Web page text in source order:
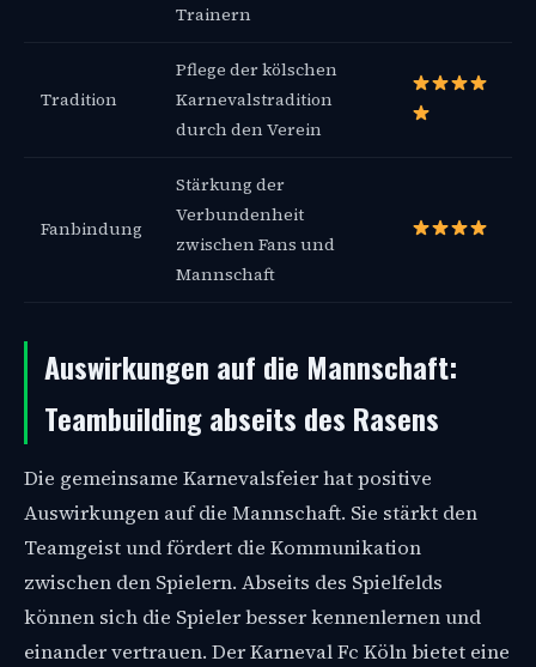
Trainern
Tradition
Pflege der kölschen
Karnevalstradition
durch den Verein
Fanbindung
Stärkung der
Verbundenheit
zwischen Fans und
Mannschaft
Auswirkungen auf die Mannschaft:
Teambuilding abseits des Rasens
Die gemeinsame Karnevalsfeier hat positive
Auswirkungen auf die Mannschaft. Sie stärkt den
Teamgeist und fördert die Kommunikation
zwischen den Spielern. Abseits des Spielfelds
können sich die Spieler besser kennenlernen und
einander vertrauen. Der Karneval Fc Köln bietet eine